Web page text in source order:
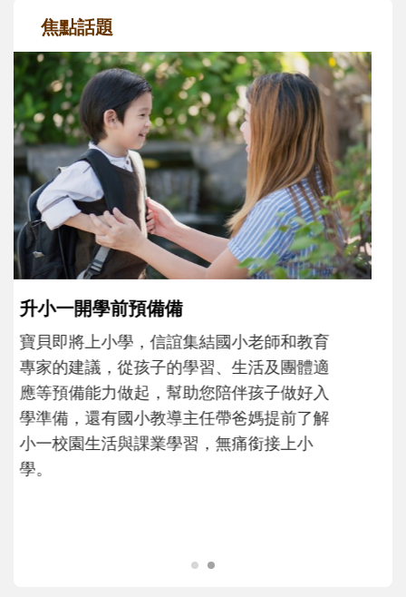
焦點話題
和孩子一起長大的那個男人│讀懂父親的
不同模樣
沒有人天生就擅長當爸爸！男人總是在一次
次「前所未有」的體驗中，跟著孩子一起長
大。從給予安全感的肢體遊戲，到獨立自
主、角色認同及解決問題的能力養成。爸爸
正嘗試用不同的模樣，參與孩子每個重要的